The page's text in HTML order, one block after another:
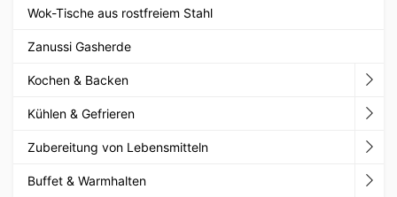
Wok-Tische aus rostfreiem Stahl
Zanussi Gasherde
Kochen & Backen
Kühlen & Gefrieren
Zubereitung von Lebensmitteln
Buffet & Warmhalten